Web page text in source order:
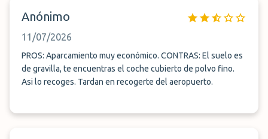
Anónimo
11/07/2026
PROS: Aparcamiento muy económico. CONTRAS: El suelo es
de gravilla, te encuentras el coche cubierto de polvo fino.
Asi lo recoges. Tardan en recogerte del aeropuerto.